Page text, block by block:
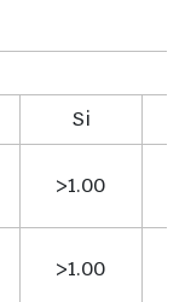
Si
>1.00
>1.00